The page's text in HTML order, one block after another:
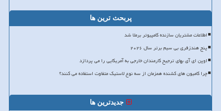
پربحث ترین ها
اطلاعات مشتریان سازنده کامپیوتر برملا شد
پنج هندزفری بی سیم برتر سال ۲۰۲۶
اوپن ای آی بهای ترجیح کارمندان خارجی به آمریکایی را می پردازد
چرا کامیون های کشنده همزمان از سه نوع لاستیک متفاوت استفاده می کنند؟
جدیدترین ها